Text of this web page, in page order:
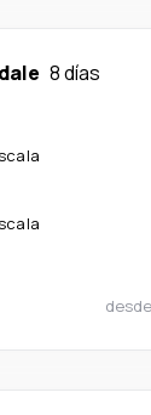
8 días
desde